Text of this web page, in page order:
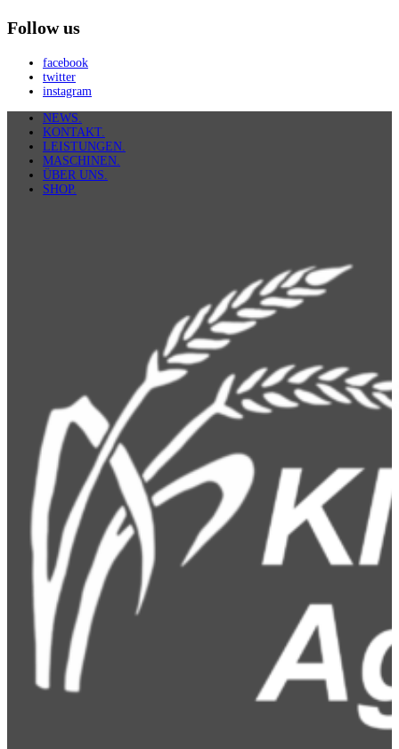
Follow us
facebook
twitter
instagram
NEWS.
KONTAKT.
LEISTUNGEN.
MASCHINEN.
ÜBER UNS.
SHOP.